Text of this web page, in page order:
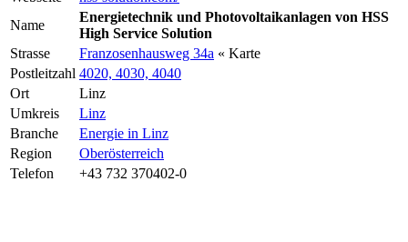
Name
Energietechnik und Photovoltaikanlagen von HSS
High Service Solution
Strasse
Franzosenhausweg 34a « Karte
Postleitzahl 4020, 4030, 4040
Ort
Linz
Umkreis
Linz
Branche
Energie in Linz
Region
Oberösterreich
Telefon
+43 732 370402-0